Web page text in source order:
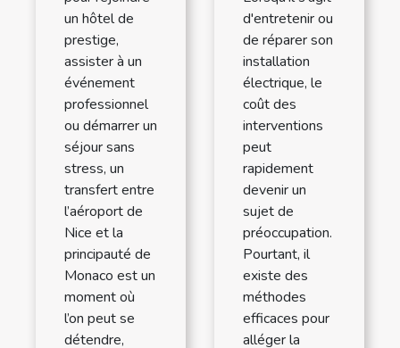
un hôtel de
prestige,
assister à un
événement
professionnel
ou démarrer un
séjour sans
stress, un
transfert entre
l’aéroport de
Nice et la
principauté de
Monaco est un
moment où
l’on peut se
détendre,
d'entretenir ou
de réparer son
installation
électrique, le
coût des
interventions
peut
rapidement
devenir un
sujet de
préoccupation.
Pourtant, il
existe des
méthodes
efficaces pour
alléger la